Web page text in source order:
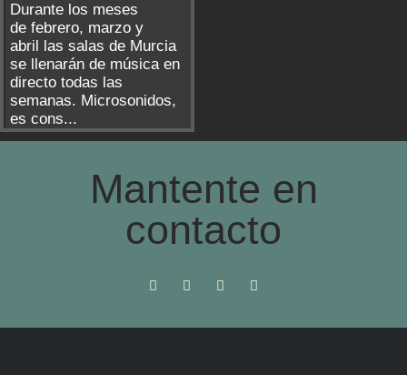
Durante los meses
de febrero, marzo y
abril las salas de Murcia
se llenarán de música en
directo todas las
semanas. Microsonidos,
es cons...
Mantente en
contacto